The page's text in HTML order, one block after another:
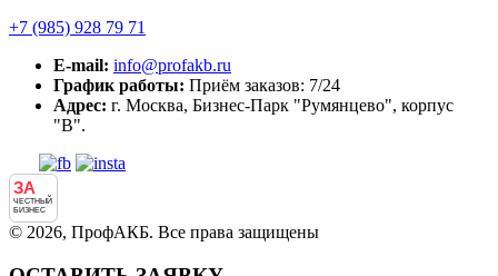
+7 (985) 928 79 71
E-mail: info@profakb.ru
График работы: Приём заказов: 7/24
Адрес: г. Москва, Бизнес-Парк "Румянцево", корпус
"В".
ЗА
ЧЕСТНЫЙ
БИЗНЕС
© 2026, ПрофАКБ. Все права защищены